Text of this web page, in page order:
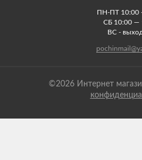
ПН-ПТ 10:00
СБ 10:00 —
ВС -
©2026 Интернет